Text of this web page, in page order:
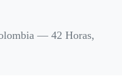
— 42 Horas,